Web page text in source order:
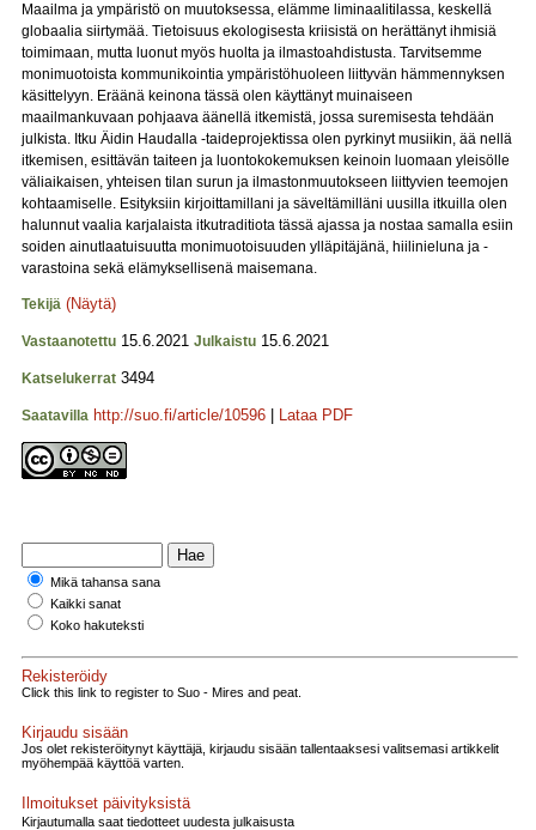
Maailma ja ympäristö on muutoksessa, elämme liminaalitilassa, keskellä
globaalia siirtymää. Tietoisuus ekologisesta kriisistä on herättänyt ihmisiä
toimimaan, mutta luonut myös huolta ja ilmastoahdistusta. Tarvitsemme
monimuotoista kommunikointia ympäristöhuoleen liittyvän hämmennyksen
käsittelyyn. Eräänä keinona tässä olen käyttänyt muinaiseen
maailmankuvaan pohjaava äänellä itkemistä, jossa suremisesta tehdään
julkista. Itku Äidin Haudalla -taideprojektissa olen pyrkinyt musiikin, ää nellä
itkemisen, esittävän taiteen ja luontokokemuksen keinoin luomaan yleisölle
väliaikaisen, yhteisen tilan surun ja ilmastonmuutokseen liittyvien teemojen
kohtaamiselle. Esityksiin kirjoittamillani ja säveltämilläni uusilla itkuilla olen
halunnut vaalia karjalaista itkutraditiota tässä ajassa ja nostaa samalla esiin
soiden ainutlaatuisuutta monimuotoisuuden ylläpitäjänä, hiilinieluna ja -
varastoina sekä elämyksellisenä maisemana.
Tekijä (Näytä)
Vastaanotettu 15.6.2021 Julkaistu 15.6.2021
Katselukerrat 3494
Saatavilla http://suo.fi/article/10596 Lataa PDF
Mikä tahansa sana
Kaikki sanat
Koko hakuteksti
Rekisteröidy
Click this link to register to Suo - Mires and peat.
Kirjaudu sisään
Jos olet rekisteröitynyt käyttäjä, kirjaudu sisään tallentaaksesi valitsemasi artikkelit
myöhempää käyttöä varten.
Ilmoitukset päivityksistä
Kirjautumalla saat tiedotteet uudesta julkaisusta